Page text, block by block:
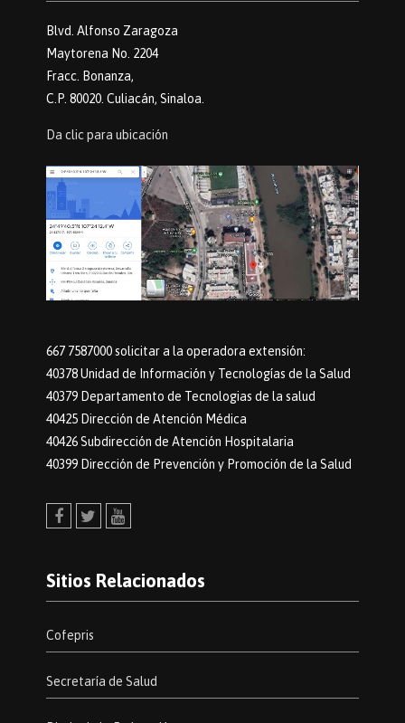
Blvd. Alfonso Zaragoza
Maytorena No. 2204
Fracc. Bonanza,
C.P. 80020. Culiacán, Sinaloa.
Da clic para ubicación
667 7587000 solicitar a la operadora extensión:
40378 Unidad de Información y Tecnologías de la Salud
40379 Departamento de Tecnologias de la salud
40425 Dirección de Atención Médica
40426 Subdirección de Atención Hospitalaria
40399 Dirección de Prevención y Promoción de la Salud
Sitios Relacionados
Cofepris
Secretaría de Salud